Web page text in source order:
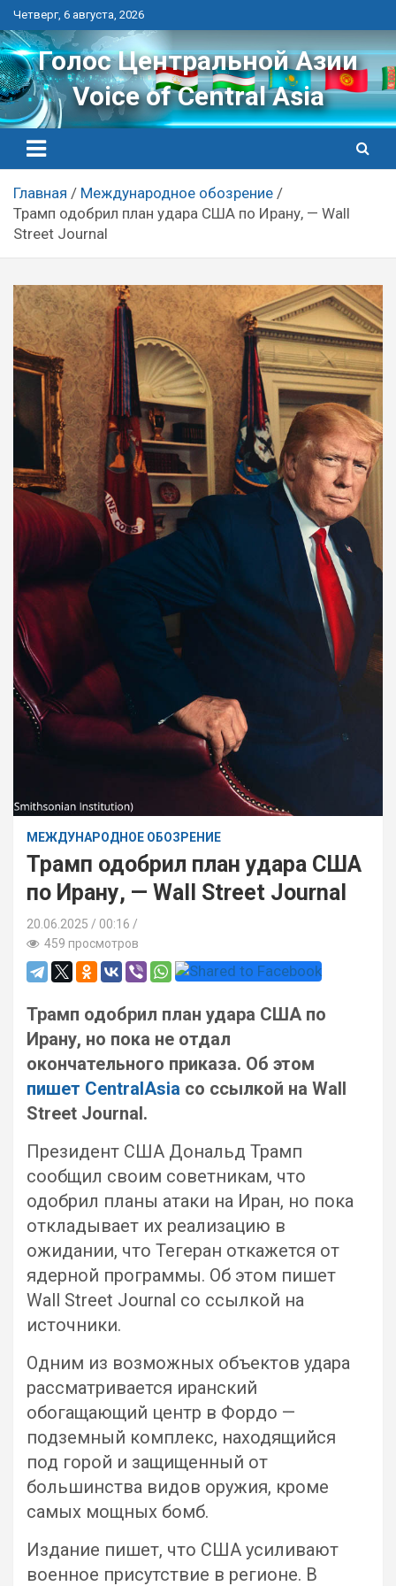
Перейти
к
контенту
Четверг, 6 августа, 2026
Голос Центральной Азии
Voice of Central Asia
Главная
Международное обозрение
Трамп одобрил план удара США по Ирану, — Wall
Street Journal
МЕЖДУНАРОДНОЕ ОБОЗРЕНИЕ
Трамп одобрил план удара США
по Ирану, — Wall Street Journal
20.06.2025
00:16 /
459 просмотров
Трамп одобрил план удара США по
Ирану, но пока не отдал
окончательного приказа. Об этом
пишет CentralAsia со ссылкой на Wall
Street Journal.
Президент США Дональд Трамп
сообщил своим советникам, что
одобрил планы атаки на Иран, но пока
откладывает их реализацию в
ожидании, что Тегеран откажется от
ядерной программы. Об этом пишет
Wall Street Journal со ссылкой на
источники.
Одним из возможных объектов удара
рассматривается иранский
обогащающий центр в Фордо —
подземный комплекс, находящийся
под горой и защищенный от
большинства видов оружия, кроме
самых мощных бомб.
Издание пишет, что США усиливают
военное присутствие в регионе. В